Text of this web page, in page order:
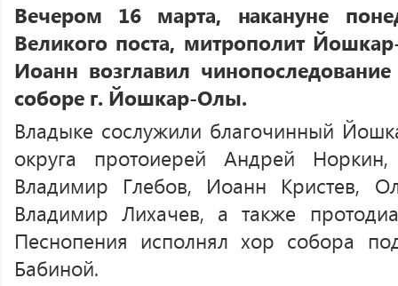
Вечером 16 марта, накануне
Великого поста, митрополит
Иоанн возглавил
соборе г. Йошкар-Олы.
Владыке сослужили благочинный
округа протоиерей Андрей
Владимир Глебов, Иоанн Кристев,
Владимир Лихачев, а также
Песнопения исполнял хор собора
Бабиной.